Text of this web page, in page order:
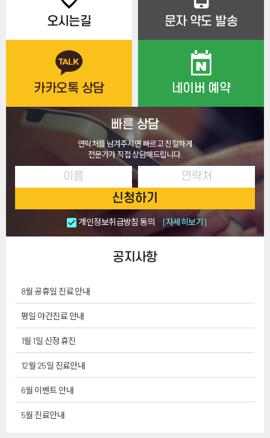
공지사항
8월 공휴일 진료 안내
평일 야간진료 안내
1월 1일 신정 휴진
12월 25일 진료안내
6월 이벤트 안내
5월 진료안내
오시는길 문자 약도 발송
카카오톡 상담 네이버 예약
빠른 상담
연락처를 남겨주시면 빠르고 친절하게
전문가가 직접 상담해드립니다.
신청하기
개인정보취급방침 동의 [자세히보기]